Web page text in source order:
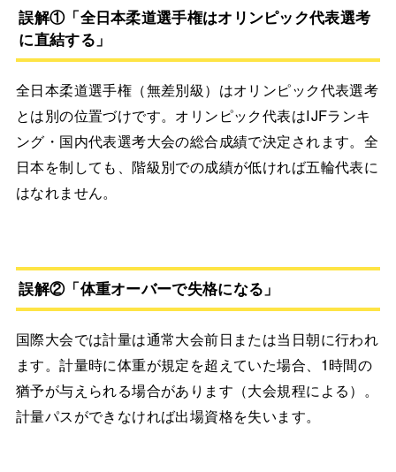
誤解①「全日本柔道選手権はオリンピック代表選考
に直結する」
全日本柔道選手権（無差別級）はオリンピック代表選考
とは別の位置づけです。オリンピック代表はIJFランキ
ング・国内代表選考大会の総合成績で決定されます。全
日本を制しても、階級別での成績が低ければ五輪代表に
はなれません。
誤解②「体重オーバーで失格になる」
国際大会では計量は通常大会前日または当日朝に行われ
ます。計量時に体重が規定を超えていた場合、1時間の
猶予が与えられる場合があります（大会規程による）。
計量パスができなければ出場資格を失います。